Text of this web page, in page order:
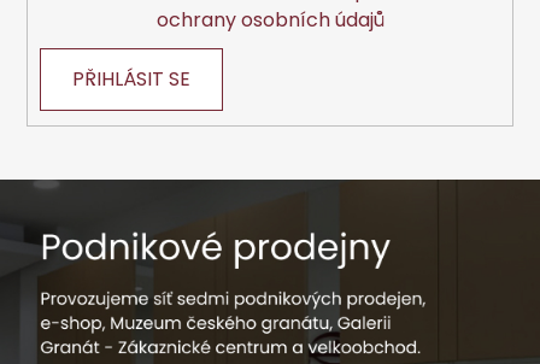
ochrany osobních údajů
PŘIHLÁSIT SE